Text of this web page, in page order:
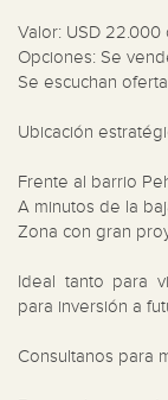
Valor: USD 22.000
Opciones: Se
Se escuchan
Ubicación
Frente al barrio
A minutos de la
Zona con gran
Ideal tanto para
para inversión a
Consultanos para